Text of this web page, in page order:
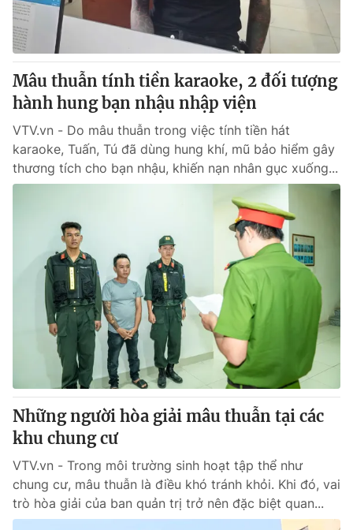
Mâu thuẫn tính tiền karaoke, 2 đối tượng
hành hung bạn nhậu nhập viện
VTV.vn - Do mâu thuẫn trong việc tính tiền hát
karaoke, Tuấn, Tú đã dùng hung khí, mũ bảo hiểm gây
thương tích cho bạn nhậu, khiến nạn nhân gục xuống...
Những người hòa giải mâu thuẫn tại các
khu chung cư
VTV.vn - Trong môi trường sinh hoạt tập thể như
chung cư, mâu thuẫn là điều khó tránh khỏi. Khi đó, vai
trò hòa giải của ban quản trị trở nên đặc biệt quan...